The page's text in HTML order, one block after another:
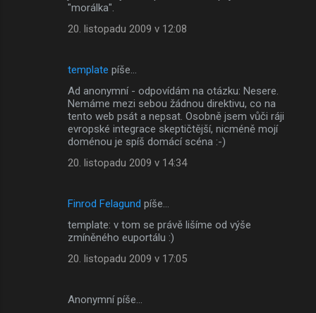
"morálka".
20. listopadu 2009 v 12:08
template píše…
Ad anonymní - odpovídám na otázku: Nesere.
Nemáme mezi sebou žádnou direktivu, co na
tento web psát a nepsat. Osobně jsem vůči ráji
evropské integrace skeptičtější, nicméně mojí
doménou je spíš domácí scéna :-)
20. listopadu 2009 v 14:34
Finrod Felagund píše…
template: v tom se právě lišíme od výše
zmíněného euportálu :)
20. listopadu 2009 v 17:05
Anonymní píše…